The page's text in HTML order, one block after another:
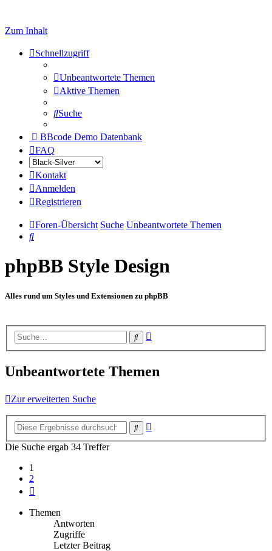
Zum Inhalt
Schnellzugriff
Unbeantwortete Themen
Aktive Themen
Suche
BBcode Demo Datenbank
FAQ
Kontakt
Anmelden
Registrieren
Foren-Übersicht Suche Unbeantwortete Themen
Suche
phpBB Style Design
Alles rund um Styles und Extensionen zu phpBB
Suche
Unbeantwortete Themen
Zur erweiterten Suche
Suche
Die Suche ergab 34 Treffer
1
2
Themen
Antworten
Zugriffe
Letzter Beitrag